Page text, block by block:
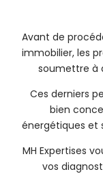
Avant de
immobilier, les
soumettre à
Ces derniers
bien
énergétiques et
MH Expertises
vos